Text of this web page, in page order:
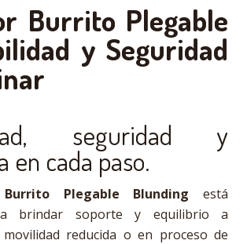
Burrito Plegable
y Seguridad
seguridad y
en cada paso.
Plegable Blunding está
brindar soporte y equilibrio a
reducida o en proceso de